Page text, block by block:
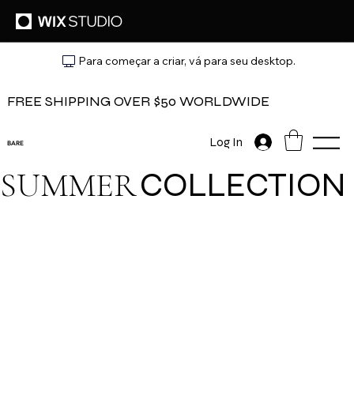
Para começar a criar, vá para seu desktop.